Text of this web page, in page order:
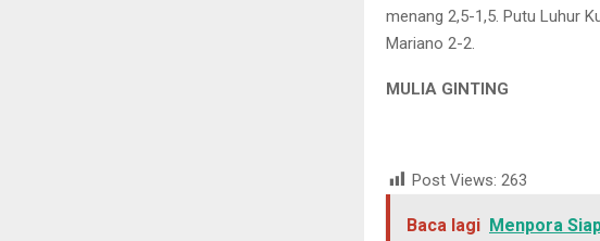
menang 2,5-1,5. Putu Luhur
Mariano 2-2.
MULIA GINTING
Post Views: 263
Baca lagi Menpora